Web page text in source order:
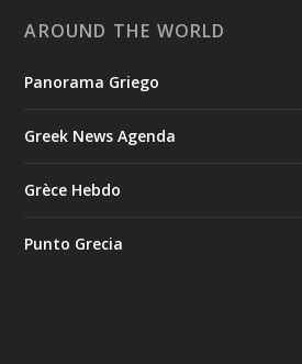
AROUND THE WORLD
Panorama Griego
Greek News Agenda
Grèce Hebdo
Punto Grecia